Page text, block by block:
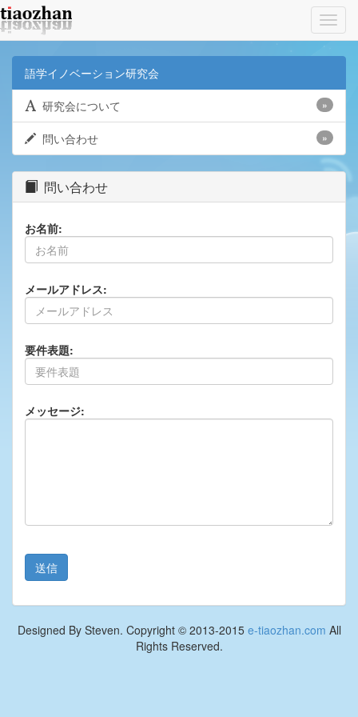
語学イノベーション研究会
研究会について »
問い合わせ »
問い合わせ
お名前:
メールアドレス:
要件表題:
メッセージ:
Designed By Steven. Copyright © 2013-2015 e-tiaozhan.com All
Rights Reserved.